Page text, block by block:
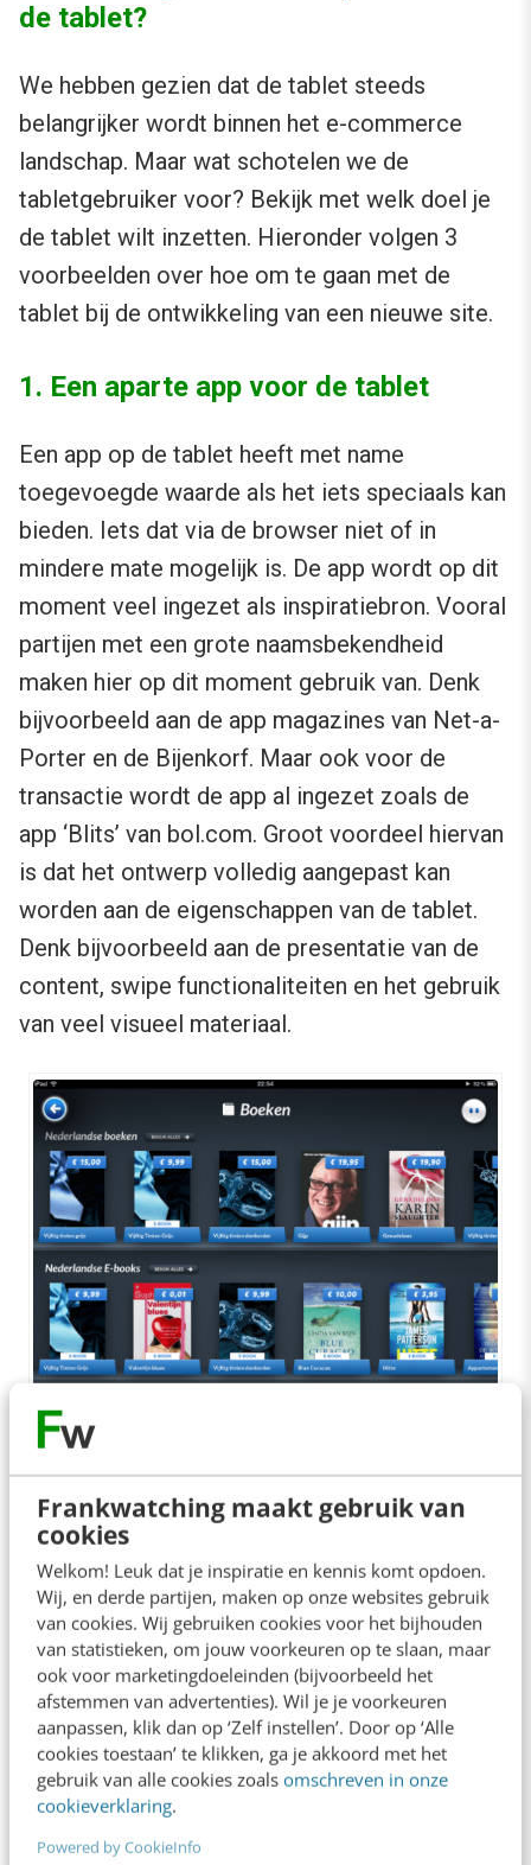
Frankwatching maakt gebruik van
cookies
Welkom! Leuk dat je inspiratie en kennis komt opdoen.
Wij, en derde partijen, maken op onze websites gebruik
van cookies. Wij gebruiken cookies voor het bijhouden
van statistieken, om jouw voorkeuren op te slaan, maar
ook voor marketingdoeleinden (bijvoorbeeld het
afstemmen van advertenties). Wil je je voorkeuren
aanpassen, klik dan op ‘Zelf instellen’. Door op ‘Alle
cookies toestaan’ te klikken, ga je akkoord met het
gebruik van alle cookies zoals omschreven in onze
cookieverklaring.
Powered by CookieInfo
de tablet?
We hebben gezien dat de tablet steeds
belangrijker wordt binnen het e-commerce
landschap. Maar wat schotelen we de
tabletgebruiker voor? Bekijk met welk doel je
de tablet wilt inzetten. Hieronder volgen 3
voorbeelden over hoe om te gaan met de
tablet bij de ontwikkeling van een nieuwe site.
1. Een aparte app voor de tablet
Een app op de tablet heeft met name
toegevoegde waarde als het iets speciaals kan
bieden. Iets dat via de browser niet of in
mindere mate mogelijk is. De app wordt op dit
moment veel ingezet als inspiratiebron. Vooral
partijen met een grote naamsbekendheid
maken hier op dit moment gebruik van. Denk
bijvoorbeeld aan de app magazines van Net-a-
Porter en de Bijenkorf. Maar ook voor de
transactie wordt de app al ingezet zoals de
app ‘Blits’ van bol.com. Groot voordeel hiervan
is dat het ontwerp volledig aangepast kan
worden aan de eigenschappen van de tablet.
Denk bijvoorbeeld aan de presentatie van de
content, swipe functionaliteiten en het gebruik
van veel visueel materiaal.
Een knelpunt is echter dat er vaak een
aanzienlijk budget nodig is voor de
ontwikkeling van een app. Zeker om hem
geschikt te maken voor de verschillende tablet
platforms.
Heeft de app prioriteit? Zoals eerder
aangegeven wordt er veel georiënteerd op de
tablet. Deze mogelijkheid wordt niet optimaal
benut door enkel het aanbieden van een app.